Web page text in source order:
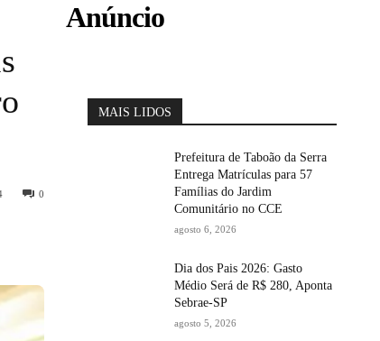
0
Anúncio
MAIS LIDOS
Prefeitura de Taboão da Serra
Entrega Matrículas para 57
Famílias do Jardim
Comunitário no CCE
agosto 6, 2026
Dia dos Pais 2026: Gasto
Médio Será de R$ 280, Aponta
Sebrae-SP
agosto 5, 2026